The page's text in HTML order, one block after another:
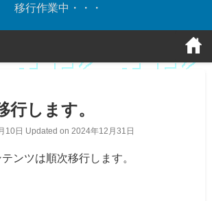
移行作業中・・・
行します。
10日 Updated on 2024年12月31日
ンツは順次移行します。